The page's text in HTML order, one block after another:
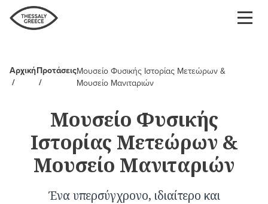
Παράκαμψη
προς
περιεχόμενο
Breadcrumb
ΑρχικήΠροτάσειςΜουσείο Φυσικής Ιστορίας Μετεώρων &
Μουσείο Μανιταριών
Μουσείο Φυσικής
Ιστορίας Μετεώρων &
Μουσείο Μανιταριών
Ένα υπερσύγχρονο, ιδιαίτερο και